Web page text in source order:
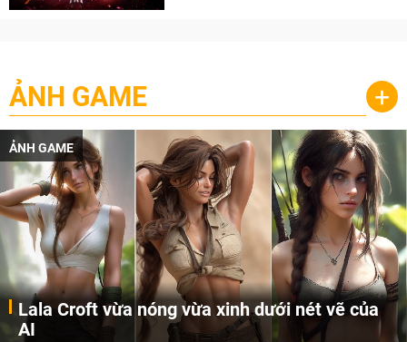
ẢNH GAME +
ẢNH GAME
Lala Croft vừa nóng vừa xinh dưới nét vẽ của
AI